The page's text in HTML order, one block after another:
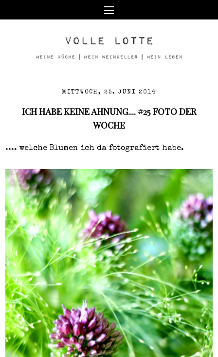
MITTWOCH, 25. JUNI 2014
ICH HABE KEINE AHNUNG.... #25 FOTO DER
WOCHE
.... welche Blumen ich da fotografiert habe.